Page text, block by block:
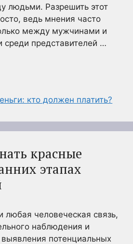
людьми. Разрешить этот
ведь мнения часто
между мужчинами и
представителей …
кто должен платить?
красные
этапах
любая человеческая связь,
наблюдения и
потенциальных